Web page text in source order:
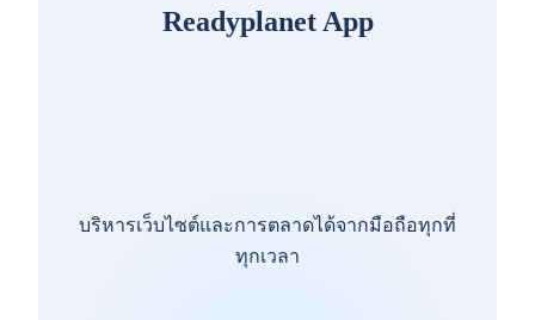
Readyplanet App
บริหารเว็บไซต์และการตลาดได้จากมือถือทุกที่
ทุกเวลา